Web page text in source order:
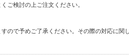
ご検討の上ご注文ください。
ので予めご了承ください。その際の対応に関